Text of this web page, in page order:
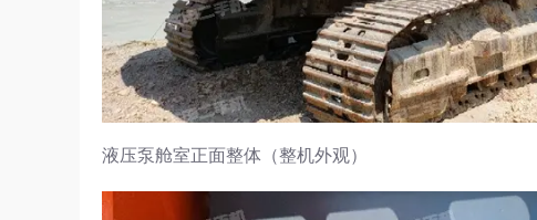
液压泵舱室正面整体（整机外观）